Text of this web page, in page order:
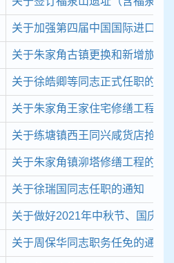
关于加强第四届中国国际进口博
关于朱家角古镇更换和新增旅游
关于徐皓卿等同志正式任职的通
关于朱家角王家住宅修缮工程的
关于练塘镇西王同兴咸货店抢修
关于朱家角镇泖塔修缮工程的复
关于徐瑞国同志任职的通知
关于做好2021年中秋节、国庆
关于周保华同志职务任免的通知